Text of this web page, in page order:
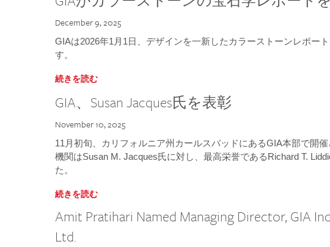
December 9, 2025
GIAは2026年1月1日、デザインを一新したカラーストーンレポー
す。
続きを読む
GIA、Susan Jacques氏を表彰
November 10, 2025
11月初旬、カリフォルニア州カールスバッドにあるGIA本部で開
機関はSusan M. Jacques氏に対し、最高栄誉であるRichard T.
た。
続きを読む
Amit Pratihari Named Managing Director, GIA
Ltd.